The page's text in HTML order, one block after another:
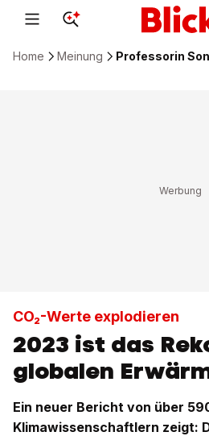
Home Meinung Professorin
CO₂-Werte explodieren
2023 ist das
globalen
Ein neuer Bericht von über
Klimawissenschaftlern zeigt: